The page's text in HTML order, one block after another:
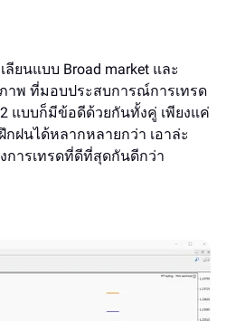
ยนแบบ Broad market และ
าพ ที่มอบประสบการณ์การเทรด
แบบก็มีข้อดีด้วยกันทั้งคู่ เพียงแค่
ฝนได้หลากหลายกว่า เอาล่ะ
การเทรดที่ดีที่สุดกันดีกว่า